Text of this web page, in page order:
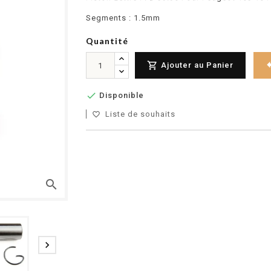
search

Segments : 1.5mm
Quantité
 Ajouter au Panier
 Disponible
favorite_border Liste de souhaits